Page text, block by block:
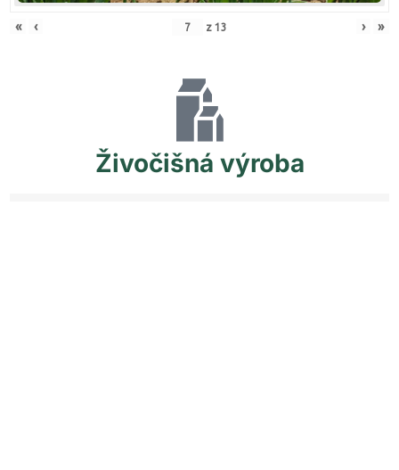
« ‹ z 13 › »
Živočišná výroba